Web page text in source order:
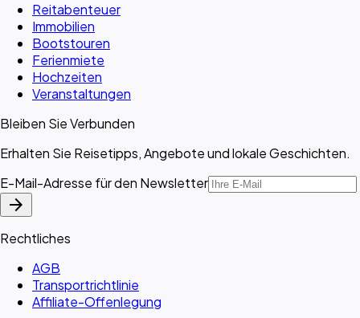
Reitabenteuer
Immobilien
Bootstouren
Ferienmiete
Hochzeiten
Veranstaltungen
Bleiben Sie Verbunden
Erhalten Sie Reisetipps, Angebote und lokale Geschichten.
E-Mail-Adresse für den Newsletter
arrow_forward
Rechtliches
AGB
Transportrichtlinie
Affiliate-Offenlegung